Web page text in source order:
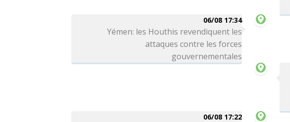
06/08 17:34
Yémen: les Houthis revendiquent les
attaques contre les forces
gouvernementales
06/08 17:22